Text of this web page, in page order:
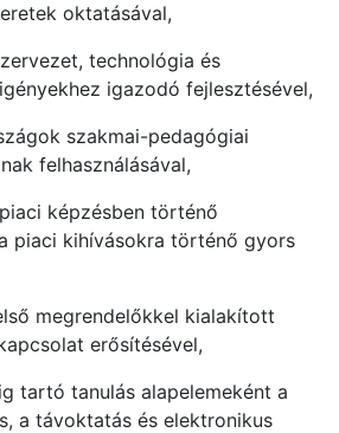
oktatásával,
technológia és
igazodó fejlesztésével,
szakmai-pedagógiai
felhasználásával,
képzésben történő
piaci kihívásokra történő gyors
megrendelőkkel kialakított
erősítésével,
tartó tanulás alapelemeként a
a távoktatás és elektronikus